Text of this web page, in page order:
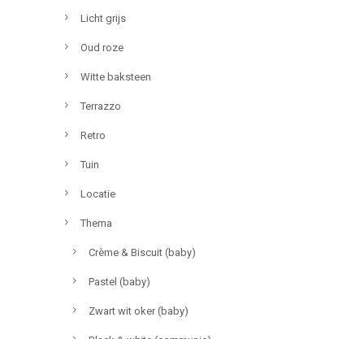
Licht grijs
Oud roze
Witte baksteen
Terrazzo
Retro
Tuin
Locatie
Thema
Crème & Biscuit (baby)
Pastel (baby)
Zwart wit oker (baby)